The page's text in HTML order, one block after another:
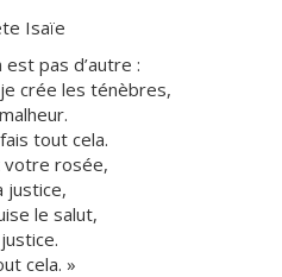
Isaïe
est pas d’autre :
crée les ténèbres,
tout cela.
votre rosée,
justice,
le salut,
cela. »